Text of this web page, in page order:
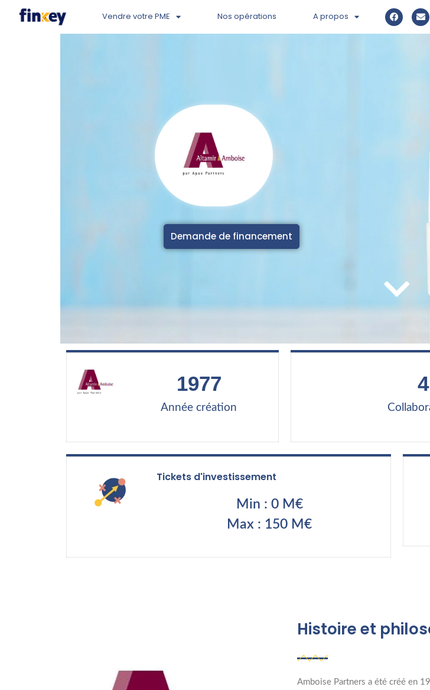
Vendre votre PME Nos opérations A propos
Demande de financement
Année création
1977 4
Tickets d'investissement
Min : 0 M€
Max : 150 M€
Histoire et
Amboise Partners a été créé en